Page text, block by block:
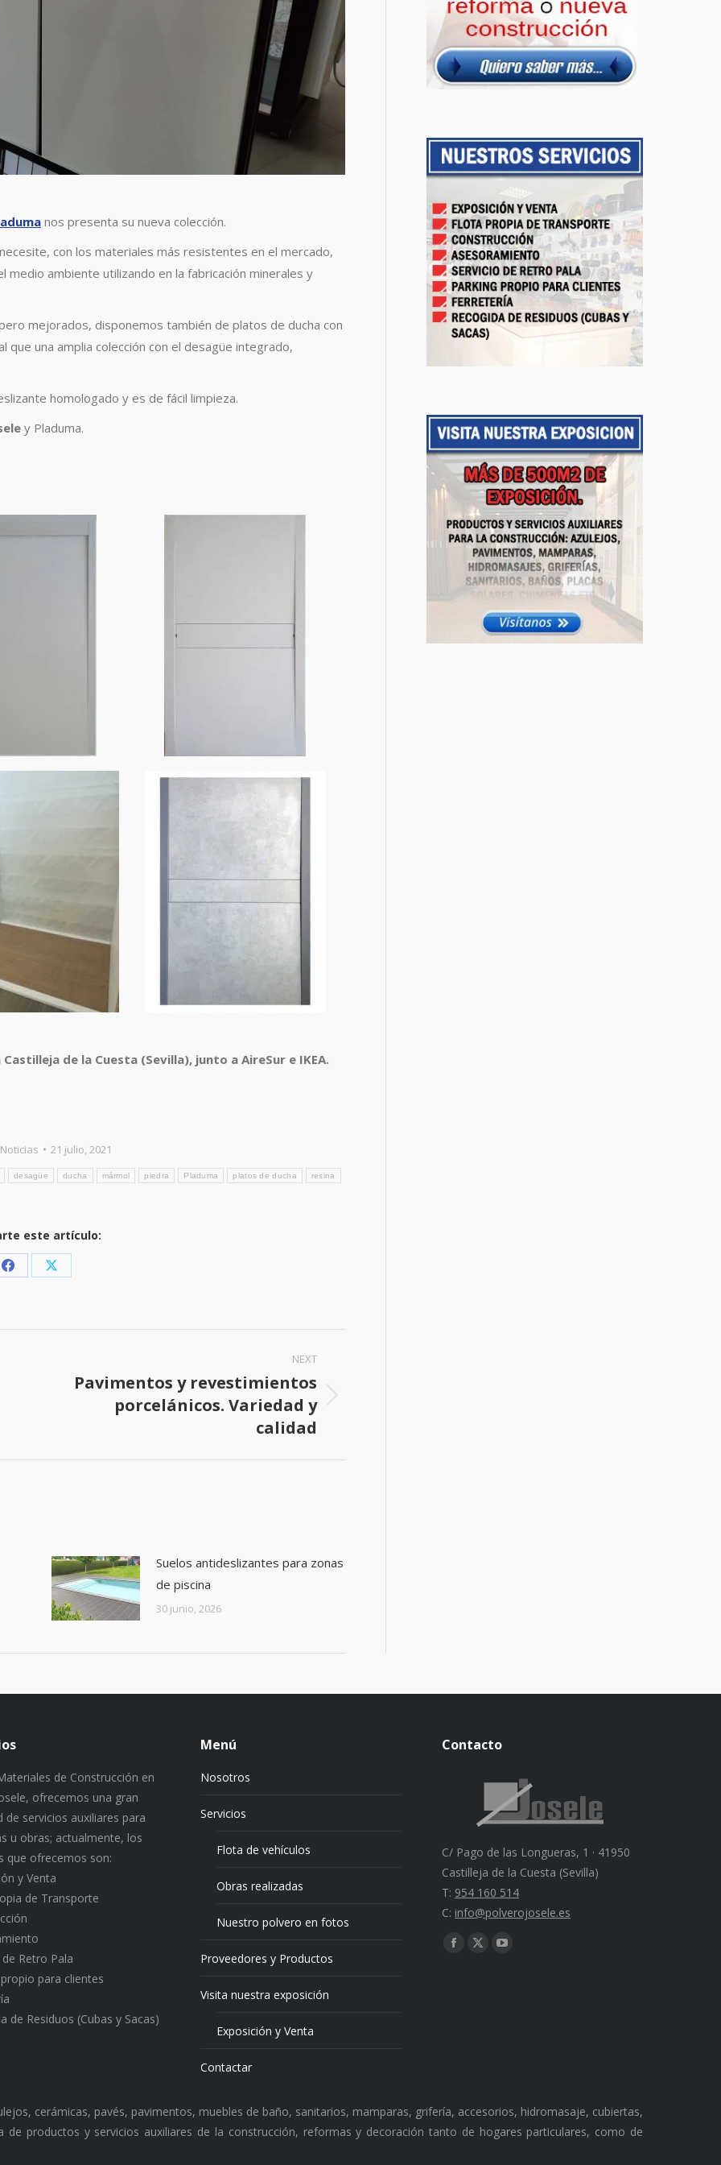
nos presenta su nueva colección.
con los materiales más resistentes en el mercado,
ambiente utilizando en la fabricación minerales y
mejorados, disponemos también de platos de ducha con
una amplia colección con el desagüe integrado,
homologado y es de fácil limpieza.
y Pladuma.
Castilleja de la Cuesta (Sevilla), junto a AireSur e IKEA.
Noticias
21 julio, 2021
desagüe ducha mármol piedra Pladuma platos de ducha resina
este artículo:
Share
Facebook
Share
X
NEXT
Pavimentos y revestimientos
porcelánicos. Variedad y
calidad
Suelos antideslizantes para zonas
de piscina
30 junio, 2026
de Construcción en
ofrecemos una gran
de servicios auxiliares para
u obras; actualmente, los
que ofrecemos son:
y Venta
de Transporte
Retro Pala
para clientes
de Residuos (Cubas y Sacas)
Menú
Nosotros
Servicios
Flota de vehículos
Obras realizadas
Nuestro polvero en fotos
Proveedores y Productos
Visita nuestra exposición
Exposición y Venta
Contactar
Contacto
C/ Pago de las Longueras, 1 · 41950
Castilleja de la Cuesta (Sevilla)
T: 954 160 514
C: info@polverojosele.es
Find us on:
Facebook
X
YouTube
cerámicas, pavés, pavimentos, muebles de baño, sanitarios, mamparas, grifería, accesorios, hidromasaje, cubiertas,
productos y servicios auxiliares de la construcción, reformas y decoración tanto de hogares particulares, como de